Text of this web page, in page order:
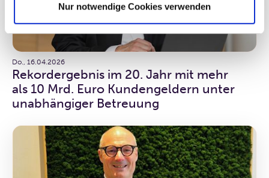
Nur notwendige Cookies verwenden
Do., 16.04.2026
Rekordergebnis im 20. Jahr mit mehr
als 10 Mrd. Euro Kundengeldern unter
unabhängiger Betreuung